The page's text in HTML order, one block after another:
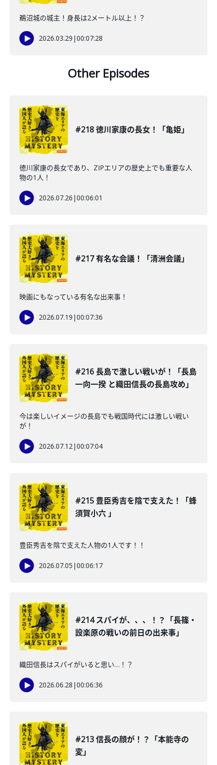
鵜沼城の城主！身長は2メートル以上！？
2026.03.29 |00:07:28
Other Episodes
#218 徳川家康の長女！「亀姫」
徳川家康の長女であり、ZIPエリアの歴史上でも重要な人
物の1人！
2026.07.26 |00:06:01
#217 有名な会議！「清洲会議」
映画にもなっている有名な出来事！
2026.07.19 |00:07:36
#216 長島で激しい戦いが！「長島
一向一揆 と織田信長の長島攻め」
今は楽しいイメージの長島でも戦国時代には激しい戦い
が！
2026.07.12|00:07:04
#215 豊臣秀吉を陰で支えた！「蜂
須賀小六 」
豊臣秀吉を陰で支えた人物の1人です！！
2026.07.05 |00:06:17
#214 スパイが、、、！？「長篠・
設楽原の戦いの前日の出来事」
織田信長はスパイがいると思い…！？
2026.06.28 |00:06:36
#213 信長の顔が！？「本能寺の
変」